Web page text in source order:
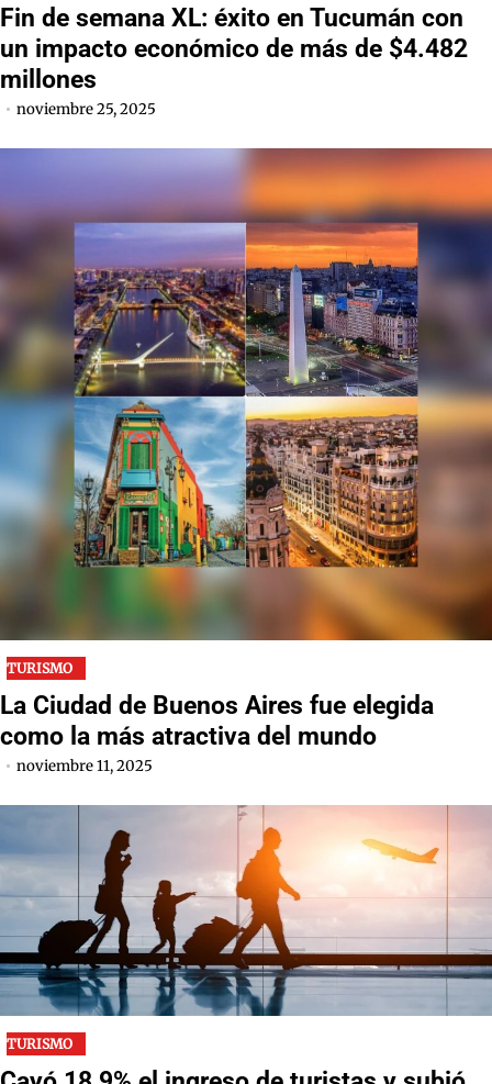
Fin de semana XL: éxito en Tucumán con
un impacto económico de más de $4.482
millones
noviembre 25, 2025
TURISMO
La Ciudad de Buenos Aires fue elegida
como la más atractiva del mundo
noviembre 11, 2025
TURISMO